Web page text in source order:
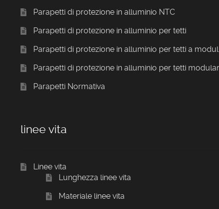
Parapetti di protezione in alluminio NTC
Parapetti di protezione in alluminio per tetti
Parapetti di protezione in alluminio per tetti a
Parapetti di protezione in alluminio per tetti
Parapetti Normativa
linee vita
Linee vita
Lunghezza linee vita
Materiale linee vita